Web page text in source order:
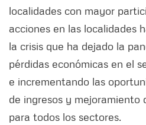
localidades con mayor
acciones en las localidades
la crisis que ha dejado la
pérdidas económicas en el
e incrementando las
de ingresos y mejoramiento
para todos los sectores.